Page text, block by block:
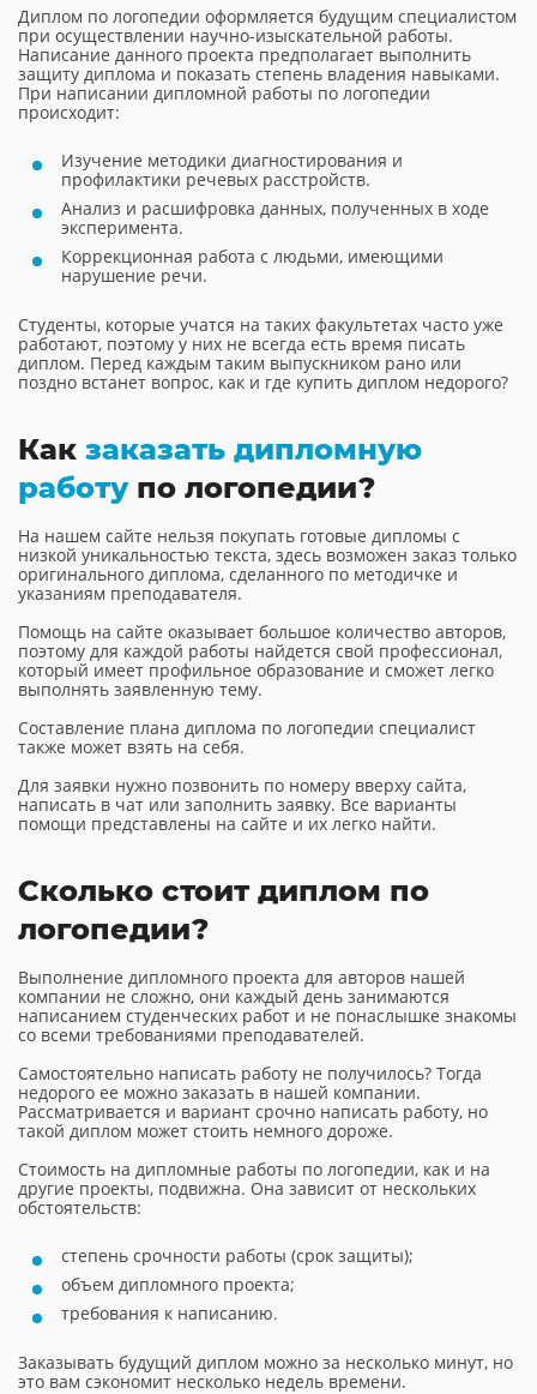
Диплом по логопедии оформляется будущим специалистом
при осуществлении научно-изыскательной работы.
Написание данного проекта предполагает выполнить
защиту диплома и показать степень владения навыками.
При написании дипломной работы по логопедии
происходит:
Изучение методики диагностирования и
профилактики речевых расстройств.
Анализ и расшифровка данных, полученных в ходе
эксперимента.
Коррекционная работа с людьми, имеющими
нарушение речи.
Студенты, которые учатся на таких факультетах часто уже
работают, поэтому у них не всегда есть время писать
диплом. Перед каждым таким выпускником рано или
поздно встанет вопрос, как и где купить диплом недорого?
Как заказать дипломную
работупо логопедии?
На нашем сайте нельзя покупать готовые дипломы с
низкой уникальностью текста, здесь возможен заказ только
оригинального диплома, сделанного по методичке и
указаниям преподавателя.
Помощь на сайте оказывает большое количество авторов,
поэтому для каждой работы найдется свой профессионал,
который имеет профильное образование и сможет легко
выполнять заявленную тему.
Составление плана диплома по логопедии специалист
также может взять на себя.
Для заявки нужно позвонить по номеру вверху сайта,
написать в чат или заполнить заявку. Все варианты
помощи представлены на сайте и их легко найти.
Сколько стоит диплом по
логопедии?
Выполнение дипломного проекта для авторов нашей
компании не сложно, они каждый день занимаются
написанием студенческих работ и не понаслышке знакомы
со всеми требованиями преподавателей.
Самостоятельно написать работу не получилось? Тогда
недорого ее можно заказать в нашей компании.
Рассматривается и вариант срочно написать работу, но
такой диплом может стоить немного дороже.
Стоимость на дипломные работы по логопедии, как и на
другие проекты, подвижна. Она зависит от нескольких
обстоятельств:
степень срочности работы (срок защиты);
объем дипломного проекта;
требования к написанию.
Заказывать будущий диплом можно за несколько минут, но
это вам сэкономит несколько недель времени.